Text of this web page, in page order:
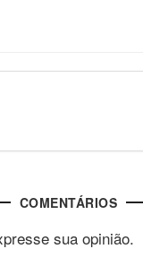
COMENTÁRIOS
sua opinião.